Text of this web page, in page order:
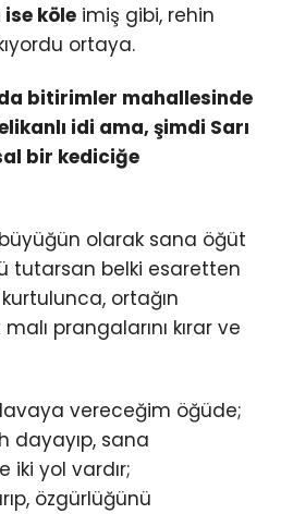
ise köle imiş gibi, rehin
ortaya.
bitirimler mahallesinde
idi ama, şimdi Sarı
bir kediciğe
olarak sana öğüt
tutarsan belki esaretten
ortağın
prangalarını kırar ve
vereceğim öğüde;
dayayıp, sana
iki yol vardır;
özgürlüğünü